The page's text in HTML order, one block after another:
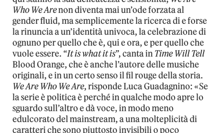
Who We Arenon diventa mai un’ode forzata al
gender fluid, ma semplicemente la ricerca di e forse
la rinuncia a un’identità univoca, la celebrazione di
ognuno per quello che è, qui e ora, e per quello che
vuole essere. “It is what it is”, canta inTime Will Tell
Blood Orange, che è anche l’autore delle musiche
originali, e in un certo senso il fil rouge della storia.
We Are Who We Are, risponde Luca Guadagnino: «Se
la serie è politica è perché in qualche modo apre lo
sguardo sull’altro e dà voce, in modo meno
edulcorato del mainstream, a una molteplicità di
caratteri che sono piuttosto invisibili o poco